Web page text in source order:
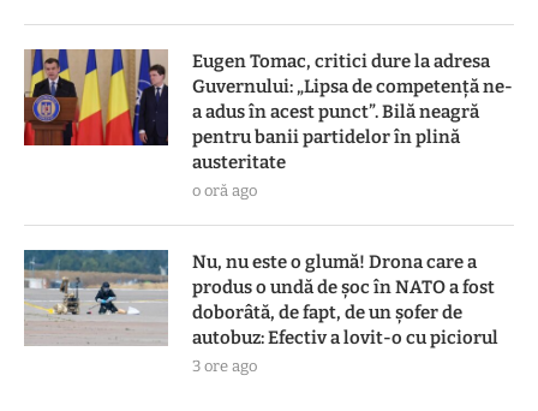
Eugen Tomac, critici dure la adresa
Guvernului: „Lipsa de competență ne-
a adus în acest punct”. Bilă neagră
pentru banii partidelor în plină
austeritate
o oră ago
Nu, nu este o glumă! Drona care a
produs o undă de șoc în NATO a fost
doborâtă, de fapt, de un șofer de
autobuz: Efectiv a lovit-o cu piciorul
3 ore ago